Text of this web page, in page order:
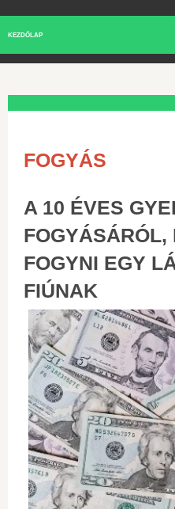
KEZDŐLAP
FOGYÁS
A 10 ÉVES
FOGYÁSÁRÓL,
FOGYNI EGY
FIÚNAK